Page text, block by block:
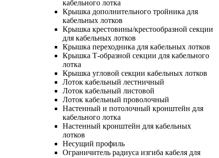
кабельного лотка
Крышка дополнительного тройника для
кабельных лотков
Крышка крестовины/крестообразной секции
для кабельных лотков
Крышка переходника для кабельных лотков
Крышка Т-образной секции для кабельного
лотка
Крышка угловой секции кабельных лотков
Лоток кабельный лестничный
Лоток кабельный листовой
Лоток кабельный проволочный
Настенный и потолочный кронштейн для
кабельного лотка
Настенный кронштейн для кабельных
лотков
Несущий профиль
Ограничитель радиуса изгиба кабеля для